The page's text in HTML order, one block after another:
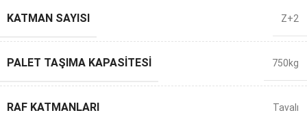
KATMAN SAYISI Z+2
PALET TAŞIMA KAPASITESI 750kg
RAF KATMANLARI Tavalı